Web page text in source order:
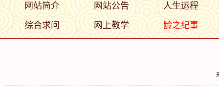
网站简介 网站公告
人生运程
综合求问
网上教学 龄之纪事